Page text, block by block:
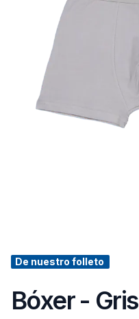
De nuestro folleto
Bóxer - Gris